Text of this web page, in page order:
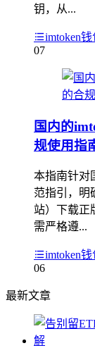
钥，从...
imtoken
07
国内的
规使用指
本指南针对
范指引，明
站）下载正
需严格遵...
imtoken
06
最新文章